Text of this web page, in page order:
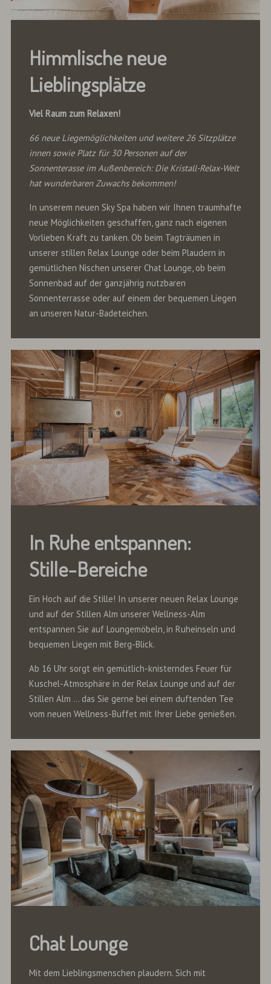
Himmlische neue
Lieblingsplätze
Viel Raum zum Relaxen!
66 neue Liegemöglichkeiten und weitere 26 Sitzplätze
innen sowie Platz für 30 Personen auf der
Sonnenterasse im Außenbereich: Die Kristall-Relax-Welt
hat wunderbaren Zuwachs bekommen!
In unserem neuen Sky Spa haben wir Ihnen traumhafte
neue Möglichkeiten geschaffen, ganz nach eigenen
Vorlieben Kraft zu tanken. Ob beim Tagträumen in
unserer stillen Relax Lounge oder beim Plaudern in
gemütlichen Nischen unserer Chat Lounge, ob beim
Sonnenbad auf der ganzjährig nutzbaren
Sonnenterrasse oder auf einem der bequemen Liegen
an unseren Natur-Badeteichen.
In Ruhe entspannen:
Stille-Bereiche
Ein Hoch auf die Stille! In unserer neuen Relax Lounge
und auf der Stillen Alm unserer Wellness-Alm
entspannen Sie auf Loungemöbeln, in Ruheinseln und
bequemen Liegen mit Berg-Blick.
Ab 16 Uhr sorgt ein gemütlich-knisterndes Feuer für
Kuschel-Atmosphäre in der Relax Lounge und auf der
Stillen Alm ... das Sie gerne bei einem duftenden Tee
vom neuen Wellness-Buffet mit Ihrer Liebe genießen.
Chat Lounge
Mit dem Lieblingsmenschen plaudern. Sich mit